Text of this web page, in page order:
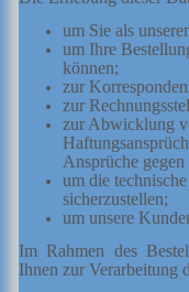
um Sie als
um Ihre
können;
zur
zur
zur Abwicklung
Ansprüche gegen
um die
sicherzustellen;
um unsere
Im Rahmen des
Ihnen zur Verarbeitung